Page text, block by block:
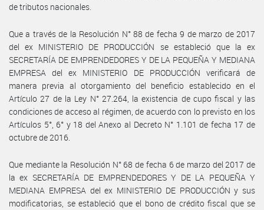
de tributos nacionales.
Que a través de la Resolución N° 88 de fecha 9 de marzo de 2017
del ex MINISTERIO DE PRODUCCIÓN se estableció que la ex
SECRETARÍA DE EMPRENDEDORES Y DE LA PEQUEÑA Y MEDIANA
EMPRESA del ex MINISTERIO DE PRODUCCIÓN verificará de
manera previa al otorgamiento del beneficio establecido en el
Artículo 27 de la Ley N° 27.264, la existencia de cupo fiscal y las
condiciones de acceso al régimen, de acuerdo con lo previsto en los
Artículos 5°, 6° y 18 del Anexo al Decreto N° 1.101 de fecha 17 de
octubre de 2016.
Que mediante la Resolución N° 68 de fecha 6 de marzo del 2017 de
la ex SECRETARÍA DE EMPRENDEDORES Y DE LA PEQUEÑA Y
MEDIANA EMPRESA del ex MINISTERIO DE PRODUCCIÓN y sus
modificatorias, se estableció que el bono de crédito fiscal que se